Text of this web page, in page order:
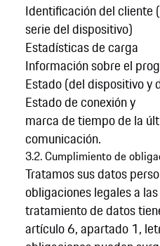
Identificación del cliente
serie del dispositivo)
Estadísticas de carga
Información sobre el
Estado (del dispositivo y
Estado de conexión y
marca de tiempo de la
comunicación.
3.2. Cumplimiento de
Tratamos sus datos
obligaciones legales a
tratamiento de datos
artículo 6, apartado 1,